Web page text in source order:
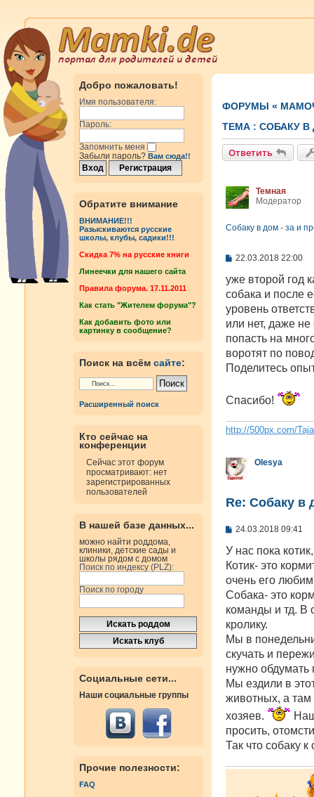
Добро пожаловать!
Имя пользователя:
Пароль:
Запомнить меня
Забыли пароль? Вам сюда!!
Обратите внимание
ВНИМАНИЕ!!!
Разыскиваются русские
школы, клубы, садики!!!
Cкидка 7% на русские книги
Линеечки для нашего сайта
Правила форума. 17.11.2011
Как стать "Жителем форума"?
Как добавить фото или
картинку в сообщение?
Поиск на всём сайте:
Расширенный поиск
Кто сейчас на
конференции
Сейчас этот форум
просматривают: нет
зарегистрированных
пользователей
В нашей базе данных...
можно найти роддома,
клиники, детские сады и
школы рядом с домом
Поиск по индексу (PLZ):
Поиск по городу
Социальные сети...
Наши социальные группы
Прочие полезности:
FAQ
ФОРУМЫ «
ТЕМА : СОБАКУ В
Ответить
Темная
Модератор
Собаку в дом - за и
С
о
щ
е
н
и
е
22.03.2018 22:00
уже второй год
собака и после
уровень
или нет, даже
попасть на
воротят по
Поделитесь
Спасибо!
http://500px.com/
Olesya
Re: Собаку в
С
о
щ
е
и
е
24.03.2018 09:41
У нас пока
Котик- это
очень его
Собака- это
команды и тд. В
кролику.
Мы в
скучать и
нужно обдумать
Мы ездили в
животных, а там
хозяев.
просить,
Так что собаку к